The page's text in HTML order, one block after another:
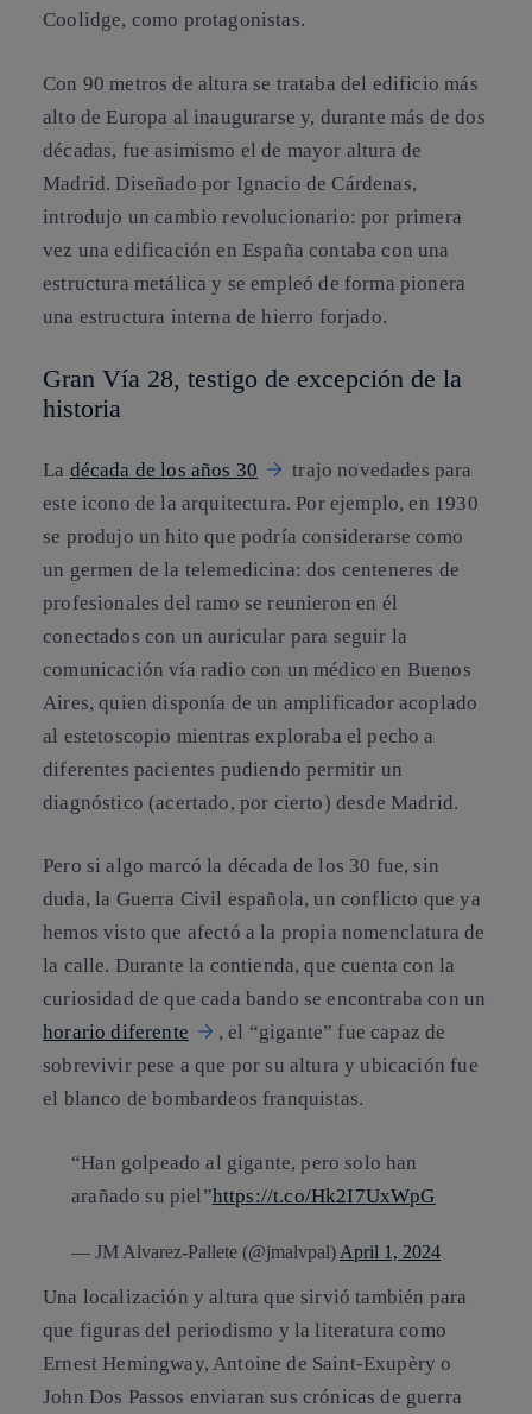
Coolidge, como protagonistas.
Con 90 metros de altura se trataba del edificio más
alto de Europa al inaugurarse y, durante más de dos
décadas, fue asimismo el de mayor altura de
Madrid. Diseñado por Ignacio de Cárdenas,
introdujo un cambio revolucionario: por primera
vez una edificación en España contaba con una
estructura metálica y se empleó de forma pionera
una estructura interna de hierro forjado.
Gran Vía 28, testigo de excepción de la
historia
La década de los años 30
trajo novedades para
este icono de la arquitectura. Por ejemplo, en 1930
se produjo un hito que podría considerarse como
un germen de la telemedicina: dos centeneres de
profesionales del ramo se reunieron en él
conectados con un auricular para seguir la
comunicación vía radio con un médico en Buenos
Aires, quien disponía de un amplificador acoplado
al estetoscopio mientras exploraba el pecho a
diferentes pacientes pudiendo permitir un
diagnóstico (acertado, por cierto) desde Madrid.
Pero si algo marcó la década de los 30 fue, sin
duda, la Guerra Civil española, un conflicto que ya
hemos visto que afectó a la propia nomenclatura de
la calle. Durante la contienda, que cuenta con la
curiosidad de que cada bando se encontraba con un
horario diferente
, el “gigante” fue capaz de
sobrevivir pese a que por su altura y ubicación fue
el blanco de bombardeos franquistas.
“Han golpeado al gigante, pero solo han
arañado su piel”https://t.co/Hk2I7UxWpG
— JM Alvarez-Pallete (@jmalvpal) April 1, 2024
Una localización y altura que sirvió también para
que figuras del periodismo y la literatura como
Ernest Hemingway, Antoine de Saint-Exupèry o
John Dos Passos enviaran sus crónicas de guerra